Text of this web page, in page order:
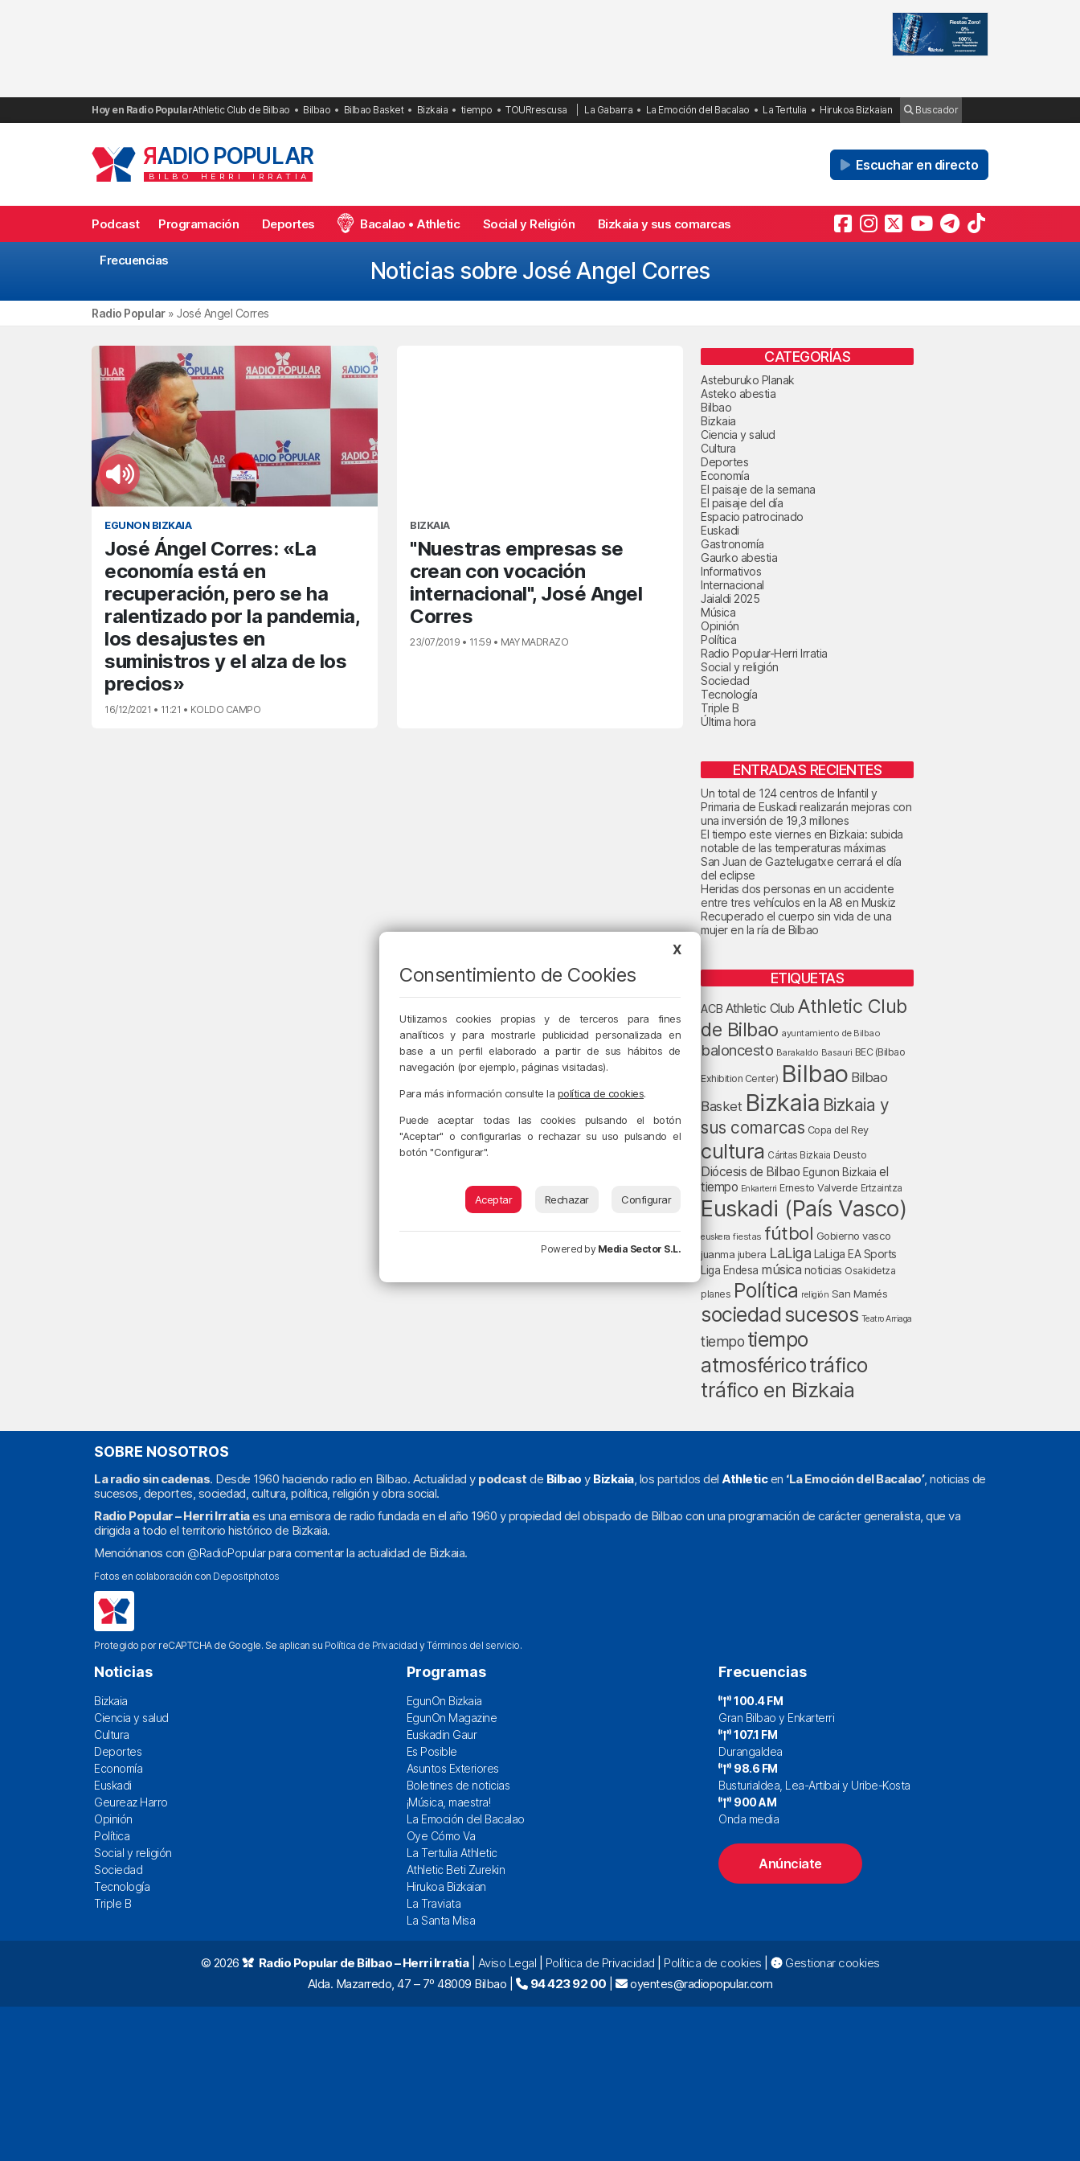
Hoy en Radio PopularAthletic Club de Bilbao Bilbao Bilbao Basket Bizkaia tiempo TOURrescusa La Gabarra La Emoción del Bacalao La Tertulia Hirukoa Bizkaian Buscador
RADIO POPULAR
BILBO HERRI IRRATIA
Escuchar en directo
Podcast Programación Deportes Bacalao • Athletic Social y Religión Bizkaia y sus comarcas
Frecuencias Noticias sobre José Angel Corres
Radio Popular» José Angel Corres
EGUNON BIZKAIA
José Ángel Corres: «La
economía está en
recuperación, pero se ha
ralentizado por la pandemia,
los desajustes en
suministros y el alza de los
precios»
16/12/2021 • 11:21 • KOLDO CAMPO
BIZKAIA
"Nuestras empresas se
crean con vocación
internacional", José Angel
Corres
23/07/2019 • 11:59 • MAY MADRAZO
CATEGORÍAS
Asteburuko Planak
Asteko abestia
Bilbao
Bizkaia
Ciencia y salud
Cultura
Deportes
Economía
El paisaje de la semana
El paisaje del día
Espacio patrocinado
Euskadi
Gastronomía
Gaurko abestia
Informativos
Internacional
Jaialdi 2025
Música
Opinión
Política
Radio Popular-Herri Irratia
Social y religión
Sociedad
Tecnología
Triple B
Última hora
ENTRADAS RECIENTES
Un total de 124 centros de Infantil y
Primaria de Euskadi realizarán mejoras con
una inversión de 19,3 millones
El tiempo este viernes en Bizkaia: subida
notable de las temperaturas máximas
San Juan de Gaztelugatxe cerrará el día
del eclipse
Heridas dos personas en un accidente
entre tres vehículos en la A8 en Muskiz
Recuperado el cuerpo sin vida de una
mujer en la ría de Bilbao
ETIQUETAS
ACB Athletic Club Athletic Club
de Bilbao ayuntamiento de Bilbao
baloncesto Barakaldo Basauri BEC (Bilbao
Exhibition Center) Bilbao Bilbao
Basket Bizkaia Bizkaia y
sus comarcas Copa del Rey
cultura Cáritas Bizkaia Deusto
Diócesis de Bilbao Egunon Bizkaia el
tiempo Enkarterri Ernesto Valverde Ertzaintza
Euskadi (País Vasco)
euskera fiestas fútbol Gobierno vasco
juanma jubera LaLiga LaLiga EA Sports
Liga Endesa música noticias Osakidetza
planes Política religión San Mamés
sociedad sucesos Teatro Arriaga
tiempo tiempo
atmosféricotráfico
tráfico en Bizkaia
SOBRE NOSOTROS
La radio sin cadenas. Desde 1960 haciendo radio en Bilbao. Actualidad y podcast de Bilbao y Bizkaia, los partidos del Athleticen ‘La Emoción del Bacalao’, noticias de
sucesos, deportes, sociedad, cultura, política, religión y obra social.
Radio Popular – Herri Irratiaes una emisora de radio fundada en el año 1960 y propiedad del obispado de Bilbao con una programación de carácter generalista, que va
dirigida a todo el territorio histórico de Bizkaia.
Menciónanos con @RadioPopularpara comentar la actualidad de Bizkaia.
Fotos en colaboración con Depositphotos
Protegido por reCAPTCHA de Google. Se aplican su Política de Privacidad yTérminos del servicio.
Noticias
Bizkaia
Ciencia y salud
Cultura
Deportes
Economía
Euskadi
Geureaz Harro
Opinión
Política
Social y religión
Sociedad
Tecnología
Triple B
Programas
EgunOn Bizkaia
EgunOn Magazine
Euskadin Gaur
Es Posible
Asuntos Exteriores
Boletines de noticias
¡Música, maestra!
La Emoción del Bacalao
Oye Cómo Va
La Tertulia Athletic
Athletic Beti Zurekin
Hirukoa Bizkaian
La Traviata
La Santa Misa
Frecuencias
100.4 FM
Gran Bilbao y Enkarterri
107.1 FM
Durangaldea
98.6 FM
Busturialdea, Lea-Artibai y Uribe-Kosta
900 AM
Onda media
Anúnciate
© 2026 Radio Popular de Bilbao – Herri Irratia| Aviso Legal Política de Privacidad Política de cookies
Gestionar cookies
Alda. Mazarredo, 47 – 7º 48009 Bilbao |
94 423 92 00 | oyentes@radiopopular.com
X
Consentimiento de Cookies
Utilizamos cookies propias y de terceros para fines
analíticos y para mostrarle publicidad personalizada en
base a un perfil elaborado a partir de sus hábitos de
navegación (por ejemplo, páginas visitadas).
Para más información consulte la política de cookies.
Puede aceptar todas las cookies pulsando el botón
"Aceptar" o configurarlas o rechazar su uso pulsando el
botón "Configurar".
Aceptar Rechazar Configurar
Powered by Media Sector S.L.